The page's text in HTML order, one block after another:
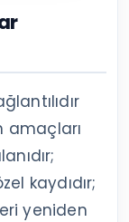
amaçları
kaydıdır;
yeniden